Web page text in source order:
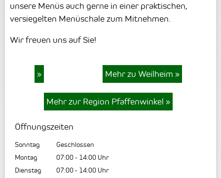
unsere Menüs auch gerne in einer praktischen,
versiegelten Menüschale zum Mitnehmen.
Wir freuen uns auf Sie!
» Mehr zu Weilheim »
Mehr zur Region Pfaffenwinkel »
Öffnungszeiten
Sonntag
Geschlossen
Montag
07:00- 14:00 Uhr
Dienstag
07:00- 14:00 Uhr